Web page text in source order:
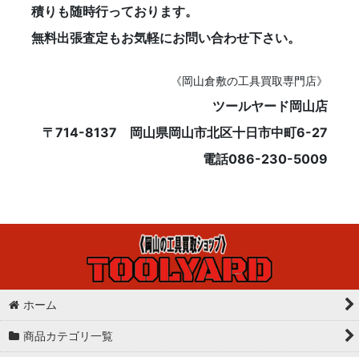
積りも随時行っております。
無料出張査定もお気軽にお問い合わせ下さい。
《岡山倉敷の工具買取専門店》
ツールヤード岡山店
〒714-8137 岡山県岡山市北区十日市中町6-27
電話086-230-5009
ホーム
商品カテゴリ一覧